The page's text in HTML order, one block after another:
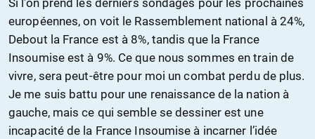
Si l’on prend les derniers sondages pour les prochaines
européennes, on voit le Rassemblement national à 24%,
Debout la France est à 8%, tandis que la France
Insoumise est à 9%. Ce que nous sommes en train de
vivre, sera peut-être pour moi un combat perdu de plus.
Je me suis battu pour une renaissance de la nation à
gauche, mais ce qui semble se dessiner est une
incapacité de la France Insoumise à incarner l’idée